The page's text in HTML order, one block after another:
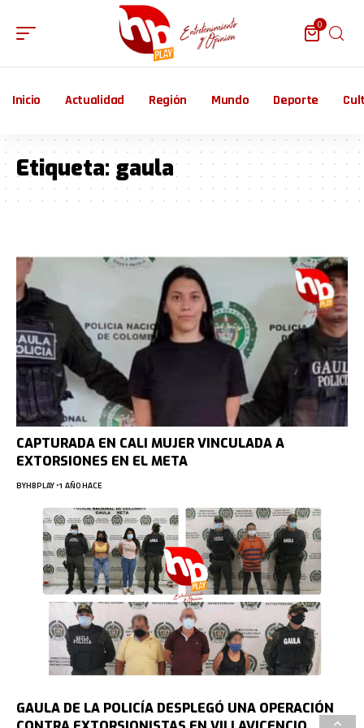
0
Inicio Actualidad Región Mundo Deporte
Etiqueta:gaula
CAPTURADA EN CALI MUJER VINCULADA A
EXTORSIONES EN EL META
BYHBPLAY 1 AÑO HACE
GAULA DE LA POLICÍA DESPLEGÓ UNA OPERACIÓN